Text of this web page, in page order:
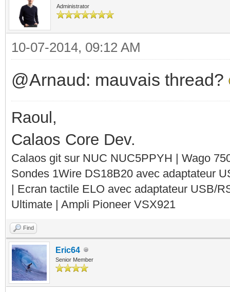
Administrator
10-07-2014, 09:12 AM
@Arnaud: mauvais thread?
Raoul,
Calaos Core Dev.
Calaos git sur NUC NUC5PPYH | Wago
Sondes 1Wire DS18B20 avec adaptateur
| Ecran tactile ELO avec adaptateur USB/
Ultimate | Ampli Pioneer VSX921
Find
Eric64
Senior Member